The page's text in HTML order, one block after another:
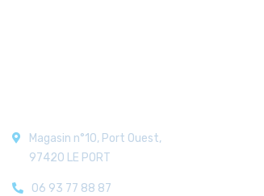
Magasin n°10, Port Ouest,
97420 LE PORT
06 93 77 88 87